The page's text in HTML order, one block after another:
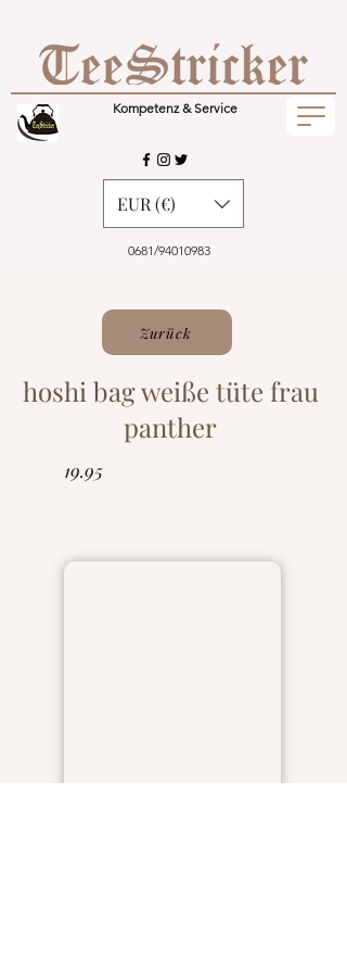
Kompetenz & Service
0681/94010983
EUR (€)
Zurück
hoshi bag weiße tüte frau
panther
19.95